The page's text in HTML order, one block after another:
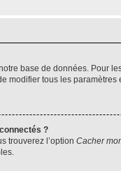
base de données. Pour
modifier tous les paramètres
?
trouverez l’option Cacher